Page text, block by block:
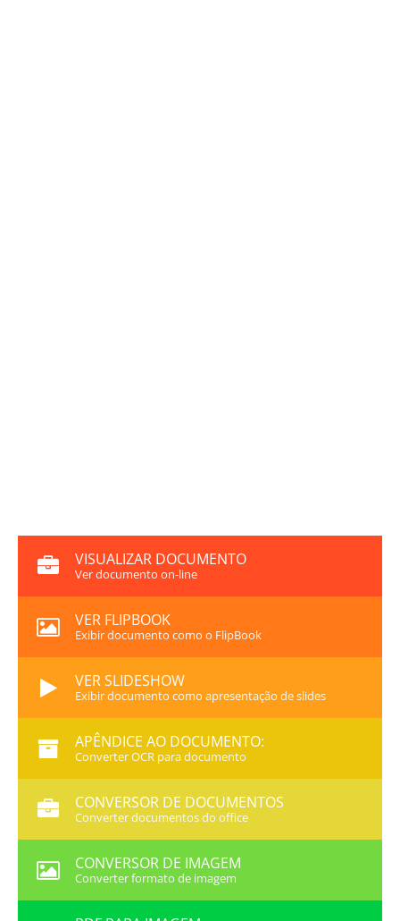
VISUALIZAR DOCUMENTO
Ver documento on-line
VER FLIPBOOK
Exibir documento como o FlipBook
VER SLIDESHOW
Exibir documento como apresentação de slides
APÊNDICE AO DOCUMENTO:
Converter OCR para documento
CONVERSOR DE DOCUMENTOS
Converter documentos do office
CONVERSOR DE IMAGEM
Converter formato de imagem